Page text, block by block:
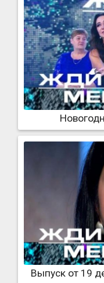
Выпуск от 19